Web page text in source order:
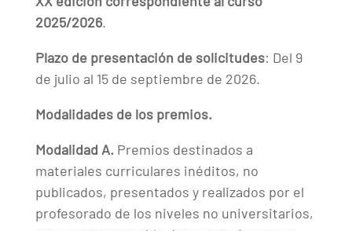
2025/2026.
Plazo de presentación de solicitudes: Del 9
de julio al 15 de septiembre de 2026.
Modalidades de los premios.
Modalidad A.Premios destinados a
materiales curriculares inéditos, no
publicados, presentados y realizados por el
profesorado de los niveles no universitarios,